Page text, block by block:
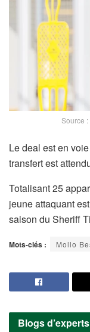
Source
Le deal est en
transfert est
Totalisant 25
jeune attaquant
saison du Sheriff
Mots-clés : Mollo
Blogs d’experts